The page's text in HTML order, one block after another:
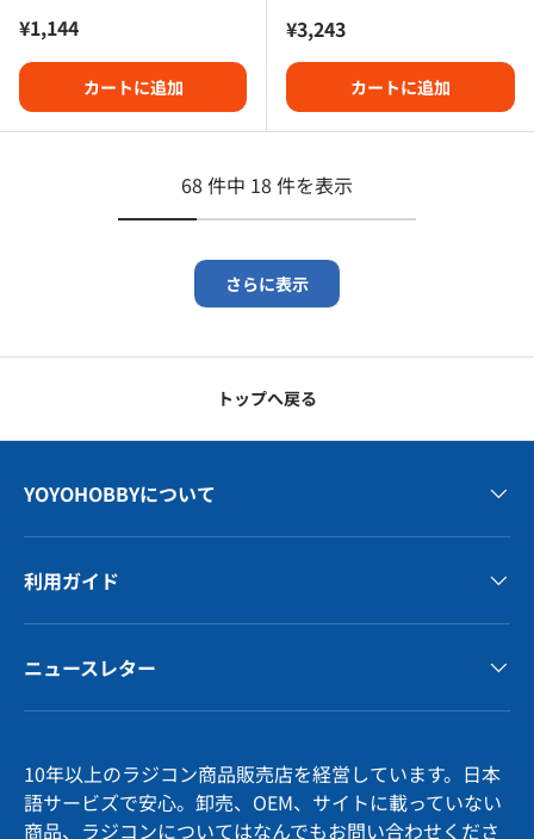
定価
¥1,144
カートに追加
定価
¥3,243
カートに追加
68 件中 18 件を表示
さらに表示
トップへ戻る
YOYOHOBBYについて
利用ガイド
ニュースレター
10年以上のラジコン商品販売店を経営しています。日本
語サービズで安心。卸売、OEM、サイトに載っていない
商品、ラジコンについてはなんでもお問い合わせくださ